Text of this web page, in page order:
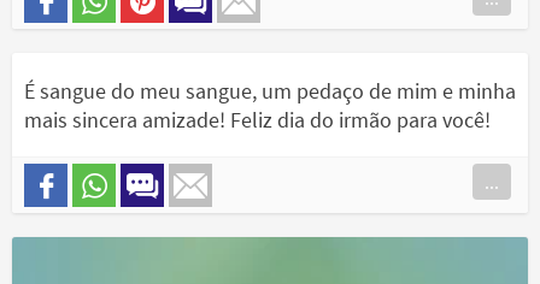
É sangue do meu sangue, um pedaço de mim e minha
mais sincera amizade! Feliz dia do irmão para você!
...